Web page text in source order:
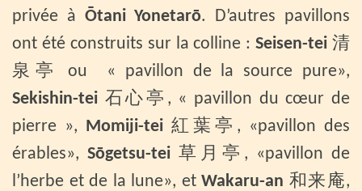
privée à Ōtani Yonetarō. D’autres pavillons
ont été construits sur la colline : Seisen-tei 清
泉亭 ou « pavillon de la source pure»,
Sekishin-tei 石心亭, « pavillon du cœur de
pierre », Momiji-tei 紅葉亭, «pavillon des
érables», Sōgetsu-tei 草月亭, «pavillon de
l’herbe et de la lune», et Wakaru-an 和来庵,